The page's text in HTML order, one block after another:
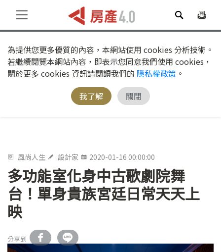
為提供您更多優質的內容，本網站使用 cookies 分析技術。
若繼續閱覽本網站內容，即表示您同意我們使用 cookies，
關於更多 cookies 資訊請閱讀我們的 隱私權政策 。
我了解
關閉
風尚人生 設計家 2020-01-16 00:00:00
多功能室化身中古歌劇院舞
台！單身貴族宮廷日常天天上
映
分享到